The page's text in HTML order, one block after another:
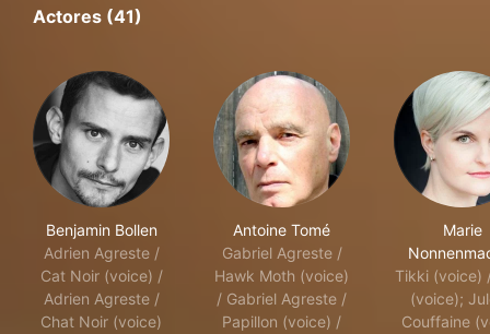
Actores (41)
Benjamin Bollen
Adrien Agreste /
Cat Noir (voice) /
Adrien Agreste /
Chat Noir (voice)
Antoine Tomé
Gabriel Agreste /
Hawk Moth (voice)
/ Gabriel Agreste /
Papillon (voice) /
Marie
Tikki (voice)
(voice);
Couffaine